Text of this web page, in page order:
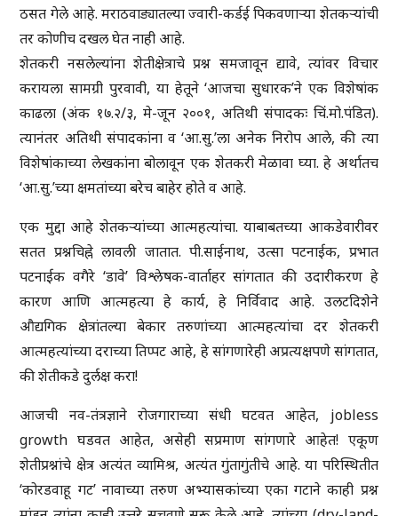
ठसत गेले आहे. मराठवाड्यातल्या ज्वारी-कर्डई पिकवणाऱ्या शेतकऱ्यांची
तर कोणीच दखल घेत नाही आहे.
शेतकरी नसलेल्यांना शेतीक्षेत्राचे प्रश्न समजावून द्यावे, त्यांवर विचार
करायला सामग्री पुरवावी, या हेतूने ‘आजचा सुधारक’ने एक विशेषांक
काढला (अंक १७.२/३, मे-जून २००१, अतिथी संपादकः चिं.मो.पंडित).
त्यानंतर अतिथी संपादकांना व ‘आ.सु.’ला अनेक निरोप आले, की त्या
विशेषांकाच्या लेखकांना बोलावून एक शेतकरी मेळावा घ्या. हे अर्थातच
‘आ.सु.’च्या क्षमतांच्या बरेच बाहेर होते व आहे.
एक मुद्दा आहे शेतकऱ्यांच्या आत्महत्यांचा. याबाबतच्या आकडेवारीवर
सतत प्रश्नचिह्ने लावली जातात. पी.साईनाथ, उत्सा पटनाईक, प्रभात
पटनाईक वगैरे ‘डावे’ विश्लेषक-वार्ताहर सांगतात की उदारीकरण हे
कारण आणि आत्महत्या हे कार्य, हे निर्विवाद आहे. उलटदिशेने
औद्यगिक क्षेत्रांतल्या बेकार तरुणांच्या आत्महत्यांचा दर शेतकरी
आत्महत्यांच्या दराच्या तिप्पट आहे, हे सांगणारेही अप्रत्यक्षपणे सांगतात,
की शेतीकडे दुर्लक्ष करा!
आजची नव-तंत्रज्ञाने रोजगाराच्या संधी घटवत आहेत, jobless
growth घडवत आहेत, असेही सप्रमाण सांगणारे आहेत! एकूण
शेतीप्रश्नांचे क्षेत्र अत्यंत व्यामिश्र, अत्यंत गुंतागुंतीचे आहे. या परिस्थितीत
‘कोरडवाहू गट’ नावाच्या तरुण अभ्यासकांच्या एका गटाने काही प्रश्न